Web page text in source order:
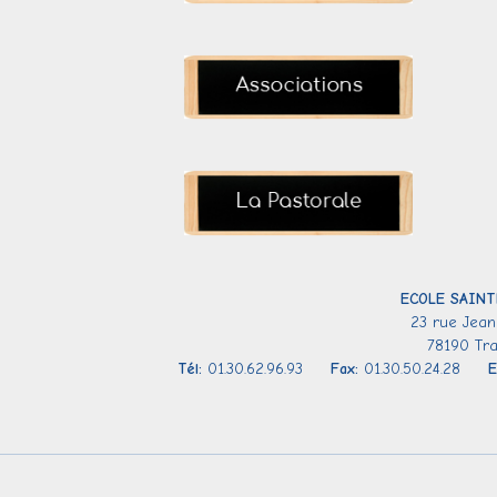
ECOLE
23 rue
78190
Tél: 01.30.62.96.93Fax: 01.30.50.24.28